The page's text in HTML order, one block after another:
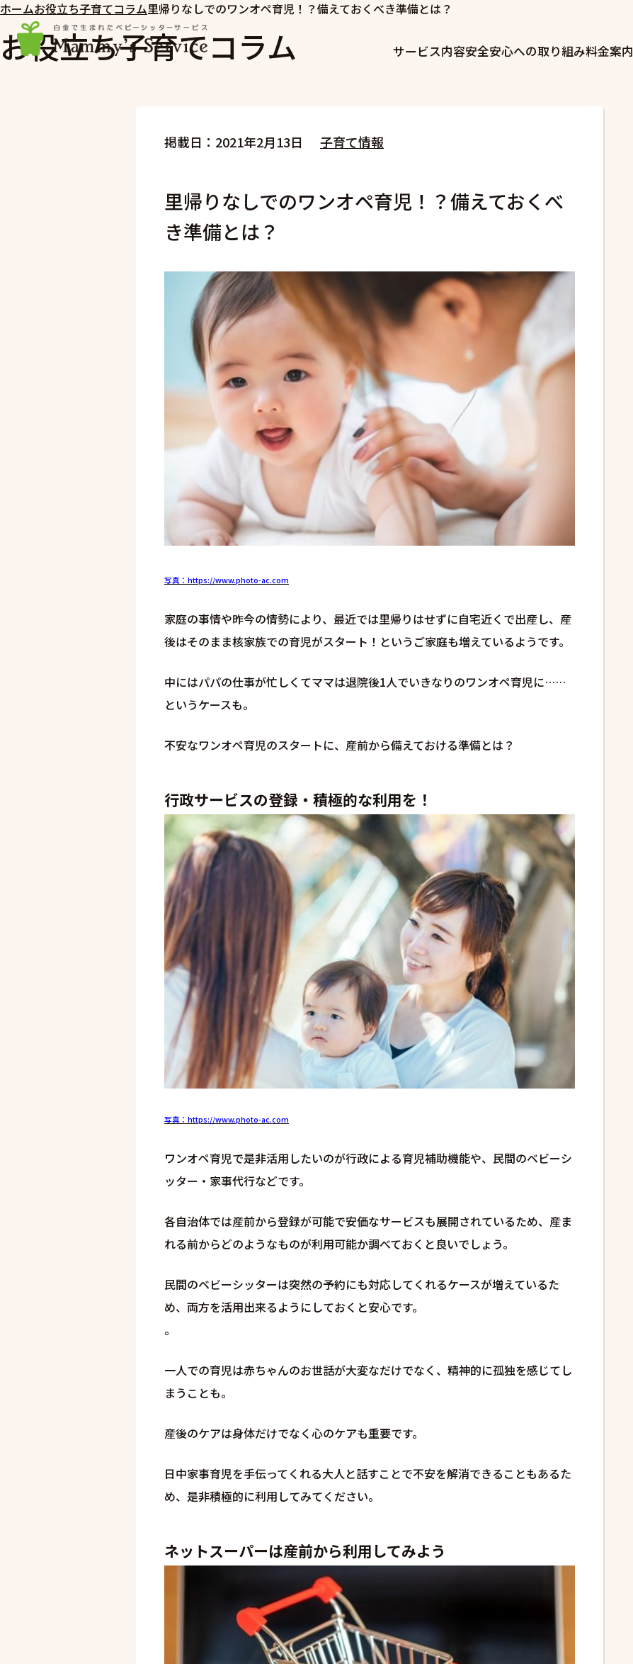
サービス内容安全安心への取り組み料金案内
ホームお役立ち子育てコラム里帰りなしでのワンオペ育児！？備えておくべき準備とは？
お役立ち子育てコラム
掲載日：2021年2月13日 子育て情報
里帰りなしでのワンオペ育児！？備えておくべ
き準備とは？
写真：https://www.photo-ac.com
家庭の事情や昨今の情勢により、最近では里帰りはせずに自宅近くで出産し、産
後はそのまま核家族での育児がスタート！というご家庭も増えているようです。
中にはパパの仕事が忙しくてママは退院後1人でいきなりのワンオペ育児に……
というケースも。
不安なワンオペ育児のスタートに、産前から備えておける準備とは？
行政サービスの登録・積極的な利用を！
写真：https://www.photo-ac.com
ワンオペ育児で是非活用したいのが行政による育児補助機能や、民間のベビーシ
ッター・家事代行などです。
各自治体では産前から登録が可能で安価なサービスも展開されているため、産ま
れる前からどのようなものが利用可能か調べておくと良いでしょう。
民間のベビーシッターは突然の予約にも対応してくれるケースが増えているた
め、両方を活用出来るようにしておくと安心です。
。
一人での育児は赤ちゃんのお世話が大変なだけでなく、精神的に孤独を感じてし
まうことも。
産後のケアは身体だけでなく心のケアも重要です。
日中家事育児を手伝ってくれる大人と話すことで不安を解消できることもあるた
め、是非積極的に利用してみてください。
ネットスーパーは産前から利用してみよう